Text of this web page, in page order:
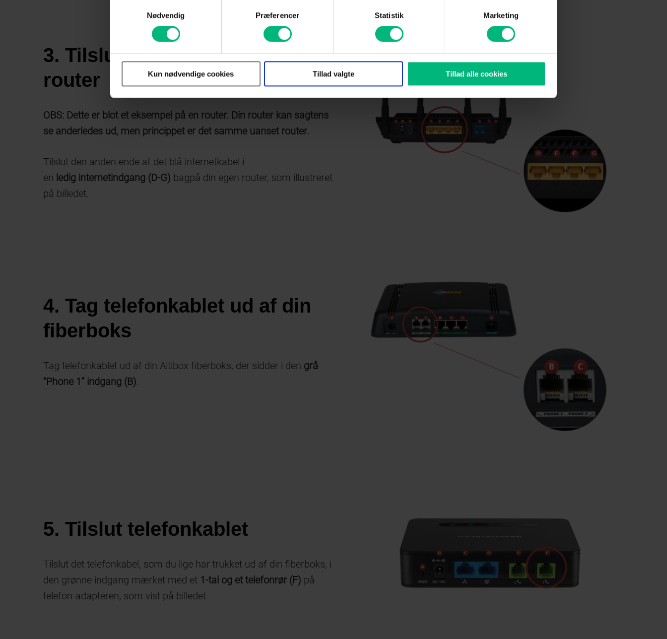
Nødvendig
Præferencer Statistik Marketing
Kun nødvendige cookies Tillad valgte Tillad alle cookies
3. Tilslut internetkablet til din
router
OBS: Dette er blot et eksempel på en router. Din router kan sagtens
se anderledes ud, men princippet er det samme uanset router.
Tilslut den anden ende af det blå internetkabel i
en ledig internetindgang (D-G) bagpå din egen router, som illustreret
på billedet.
4. Tag telefonkablet ud af din
fiberboks
Tag telefonkablet ud af din Altibox fiberboks, der sidder i den grå
“Phone 1” indgang (B).
5. Tilslut telefonkablet
Tilslut det telefonkabel, som du lige har trukket ud af din fiberboks, i
den grønne indgang mærket med et 1-tal og et telefonrør (F) på
telefon-adapteren, som vist på billedet.